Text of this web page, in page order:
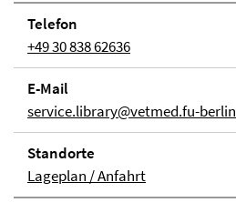
Telefon
+49 30 838 62636
E-Mail
service.library@vetmed.fu-
Stand­orte
Lageplan / Anfahrt